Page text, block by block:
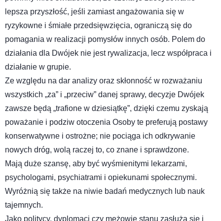
lepsza przyszłość, jeśli zamiast angażowania się w
ryzykowne i śmiałe przedsięwzięcia, ograniczą się do
pomagania w realizacji pomysłów innych osób. Polem do
działania dla Dwójek nie jest rywalizacja, lecz współpraca i
działanie w grupie.
Ze względu na dar analizy oraz skłonność w rozważaniu
wszystkich „za” i „przeciw” danej sprawy, decyzje Dwójek
zawsze będą „trafione w dziesiątkę”, dzięki czemu zyskają
poważanie i podziw otoczenia Osoby te preferują postawy
konserwatywne i ostrożne; nie pociąga ich odkrywanie
nowych dróg, wolą raczej to, co znane i sprawdzone.
Mają duże szansę, aby być wyśmienitymi lekarzami,
psychologami, psychiatrami i opiekunami społecznymi.
Wyróżnią się także na niwie badań medycznych lub nauk
tajemnych.
Jako politycy, dyplomaci czy mężowie stanu zasłużą się i